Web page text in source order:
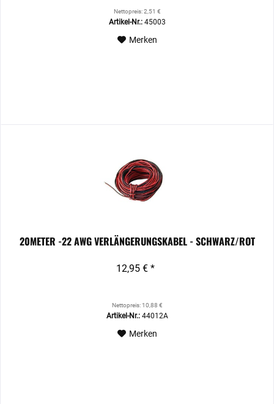
Nettopreis: 2,51 €
Artikel-Nr.:45003
Merken
20METER -22 AWG VERLÄNGERUNGSKABEL - SCHWARZ/ROT
12,95 € *
Nettopreis: 10,88 €
Artikel-Nr.:44012A
Merken